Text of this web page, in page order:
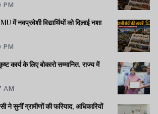
PM
नवप्रवेशी विद्यार्थियों को दिलाई नशा
PM
कार्य के लिए बोकारो सम्मानित, राज्य में
AM
सुनीं ग्रामीणों की फरियाद, अधिकारियों